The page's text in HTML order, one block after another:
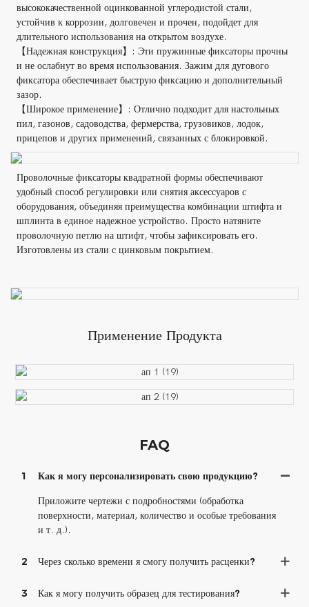
высококачественной оцинкованной углеродистой стали,
устойчив к коррозии, долговечен и прочен, подойдет для
длительного использования на открытом воздухе.
【Надежная конструкция】: Эти пружинные фиксаторы прочны
и не ослабнут во время использования. Зажим для дугового
фиксатора обеспечивает быструю фиксацию и дополнительный
зазор.
【Широкое применение】: Отлично подходит для настольных
пил, газонов, садоводства, фермерства, грузовиков, лодок,
прицепов и других применений, связанных с блокировкой.
Проволочные фиксаторы квадратной формы обеспечивают
удобный способ регулировки или снятия аксессуаров с
оборудования, объединяя преимущества комбинации штифта и
шплинта в единое надежное устройство. Просто натяните
проволочную петлю на штифт, чтобы зафиксировать его.
Изготовлены из стали с цинковым покрытием.
Применение Продукта
FAQ
1 Как я могу персонализировать свою продукцию?
Приложите чертежи с подробностями (обработка
поверхности, материал, количество и особые требования
и т. д.).
2 Через сколько времени я смогу получить расценки?
3 Как я могу получить образец для тестирования?